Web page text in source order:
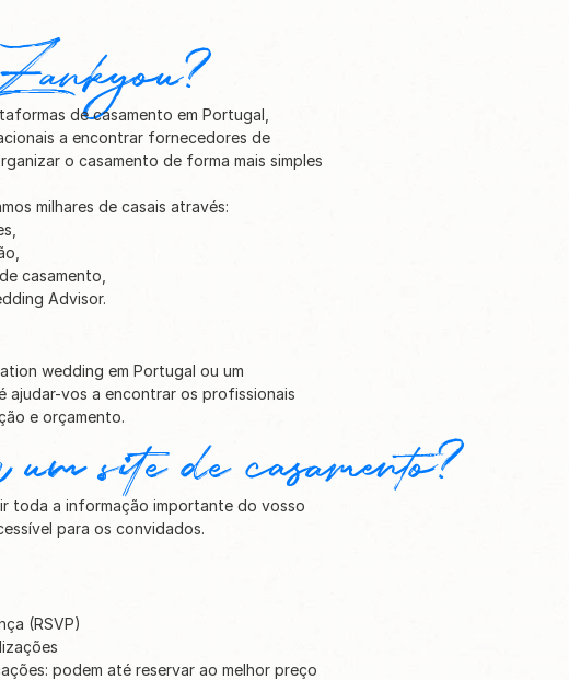
de casamento em Portugal,
a encontrar fornecedores de
o casamento de forma mais simples
milhares de casais através:
casamento,
Advisor.
wedding em Portugal ou um
ajudar-vos a encontrar os profissionais
e orçamento.
site de casamento?
toda a informação importante do vosso
para os convidados.
(RSVP)
podem até reservar ao melhor preço